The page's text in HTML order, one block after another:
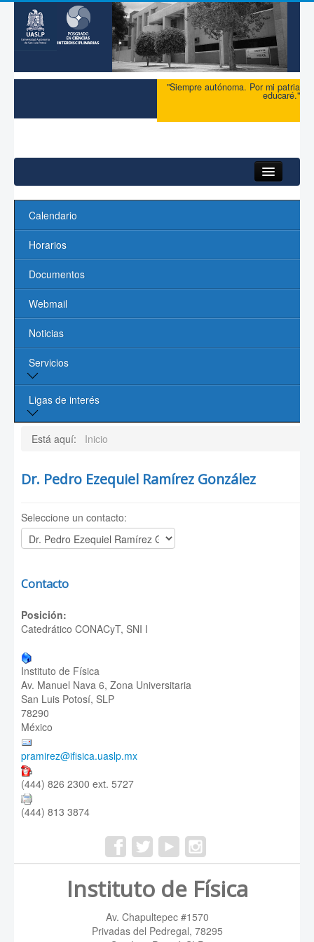
"Siempre autónoma. Por mi patria
educaré."
Inicio
Acerca del PCI
Maestría
Profesores
Líneas de Investigación
Contacto
Calendario
Horarios
Documentos
Webmail
Noticias
Servicios
Biblioteca
Ligas de interés
Página de la UASLP
Sociedad Mexicana de Física
Está aquí: Inicio
Dr. Pedro Ezequiel Ramírez González
Seleccione un contacto:
Contacto
Posición:
Catedrático CONACyT, SNI I
Instituto de Física
Av. Manuel Nava 6, Zona Universitaria
San Luis Potosí, SLP
78290
México
pramirez@ifisica.uaslp.mx
(444) 826 2300 ext. 5727
(444) 813 3874
Instituto de Física
Av. Chapultepec #1570
Privadas del Pedregal, 78295